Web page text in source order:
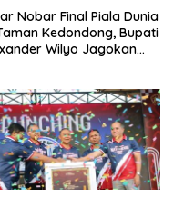
Nobar Final Piala Dunia
Kedondong, Bupati
Wilyo Jagokan